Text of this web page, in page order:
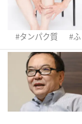
タンパク質